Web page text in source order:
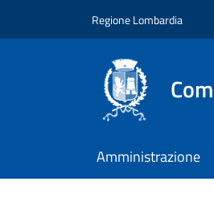
Regione Lombardia
Amministrazione